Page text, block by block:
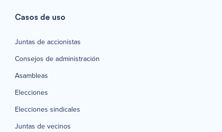
Casos de uso
Juntas de accionistas
Consejos de administración
Asambleas
Elecciones
Elecciones sindicales
Juntas de vecinos